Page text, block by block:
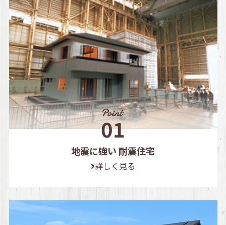
地震に強い 耐震住宅
詳しく見る